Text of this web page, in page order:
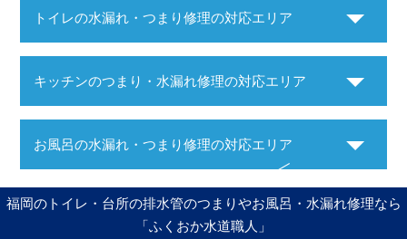
トイレの水漏れ・つまり修理の対応エリア
キッチンのつまり・水漏れ修理の対応エリア
お風呂の水漏れ・つまり修理の対応エリア
福岡のトイレ・台所の排水管のつまりやお風呂・水漏れ修理なら
「ふくおか水道職人」